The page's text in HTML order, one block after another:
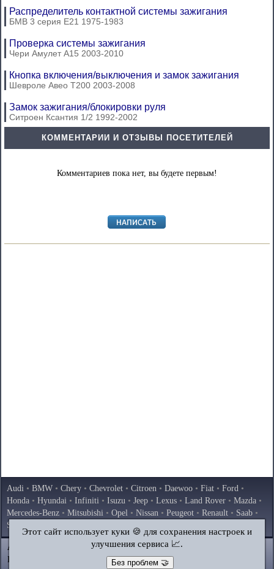
Распределитель контактной системы зажигания
БМВ 3 серия Е21 1975-1983
Проверка системы зажигания
Чери Амулет А15 2003-2010
Кнопка включения/выключения и замок зажигания
Шевроле Авео Т200 2003-2008
Замок зажигания/блокировки руля
Ситроен Ксантия 1/2 1992-2002
КОММЕНТАРИИ И ОТЗЫВЫ ПОСЕТИТЕЛЕЙ
Комментариев пока нет, вы будете первым!
Audi • BMW • Chery • Chevrolet • Citroen • Daewoo • Fiat • Ford •
Honda • Hyundai • Infiniti • Isuzu • Jeep • Lexus • Land Rover • Mazda •
Mercedes-Benz • Mitsubishi • Opel • Nissan • Peugeot • Renault • Saab •
Skoda
Volkswagen
AutoInstruction.ru © 2020–2026|Полная версия
Карта сайта
Контакты|Поиск по сайту
Этот сайт использует куки 🍪 для сохранения настроек и
улучшения сервиса 📈.
Без проблем 🤝